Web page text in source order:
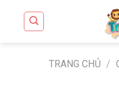
TRANG CHỦ /